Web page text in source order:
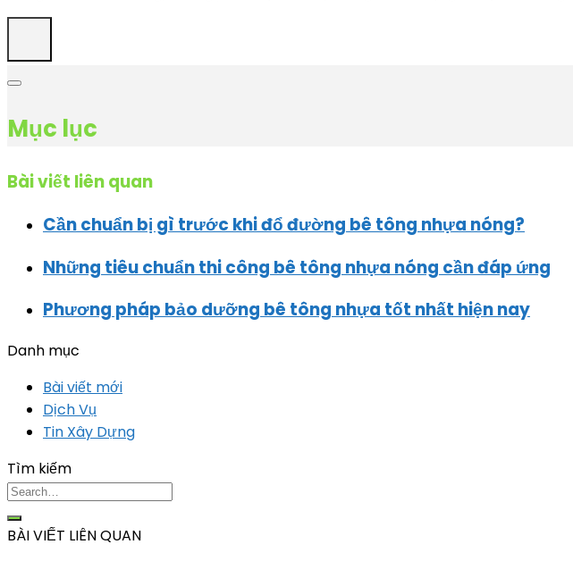
Mục lục
Bài viết liên quan
Cần chuẩn bị gì trước khi đổ đường bê tông nhựa nóng?
Những tiêu chuẩn thi công bê tông nhựa nóng cần đáp ứng
Phương pháp bảo dưỡng bê tông nhựa tốt nhất hiện nay
Danh mục
Bài viết mới
Dịch Vụ
Tin Xây Dựng
Tìm kiếm
BÀI VIẾT LIÊN QUAN